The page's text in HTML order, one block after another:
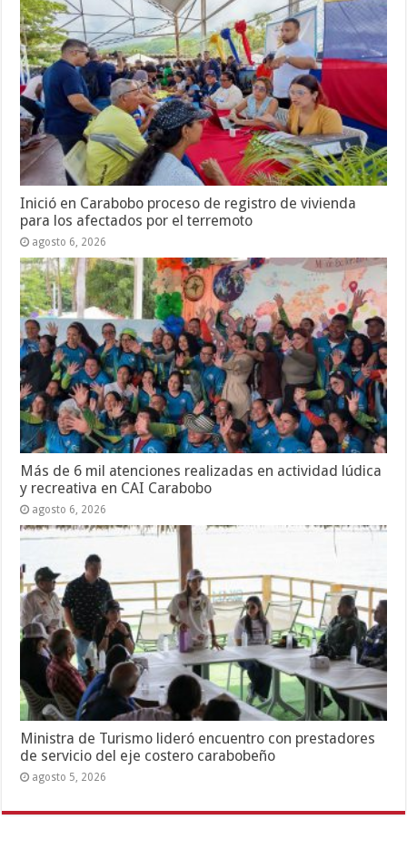
Inició en Carabobo proceso de registro de vivienda
para los afectados por el terremoto
agosto 6, 2026
Más de 6 mil atenciones realizadas en actividad lúdica
y recreativa en CAI Carabobo
agosto 6, 2026
Ministra de Turismo lideró encuentro con prestadores
de servicio del eje costero carabobeño
agosto 5, 2026